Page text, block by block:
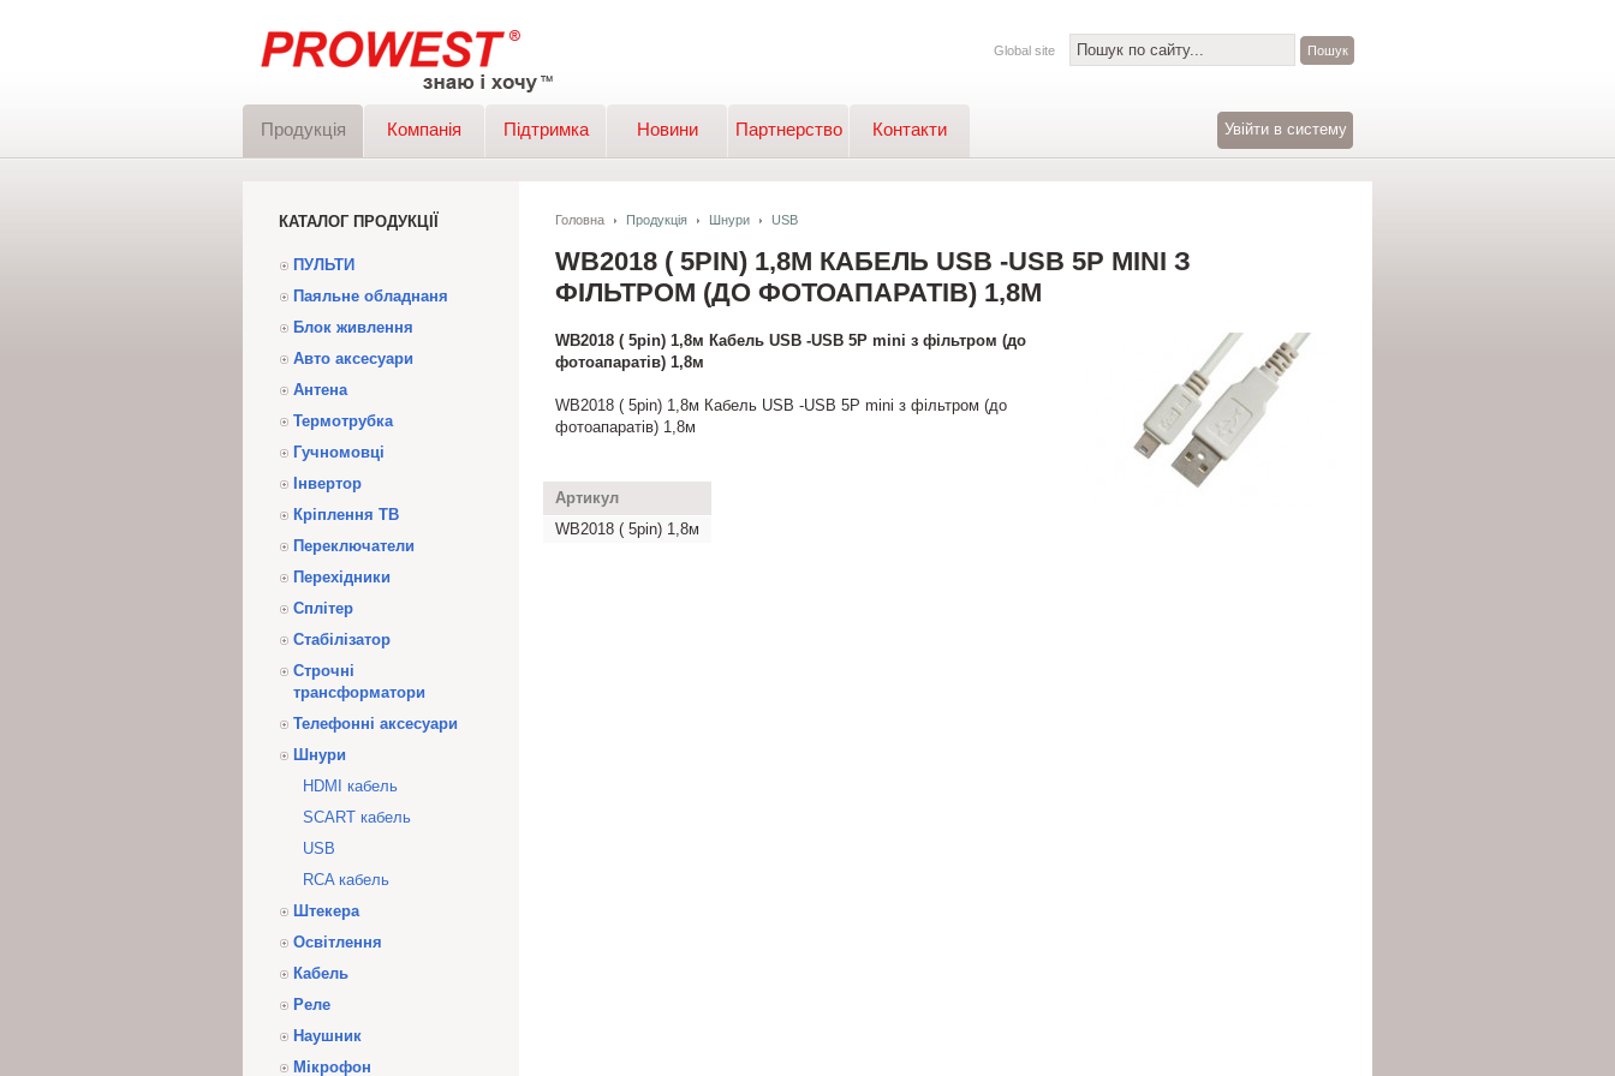
Global site
Продукція Компанія Підтримка Новини Партнерство Контакти Увійти в систему
КАТАЛОГ ПРОДУКЦІЇ
ПУЛЬТИ
Паяльне обладнаня
Блок живлення
Авто аксесуари
Антена
Термотрубка
Гучномовці
Інвертор
Кріплення ТВ
Переключатели
Перехідники
Сплітер
Стабілізатор
Строчні
трансформатори
Телефонні аксесуари
Шнури
HDMI кабель
SCART кабель
USB
RCA кабель
Штекера
Освітлення
Кабель
Реле
Наушник
Мікрофон
Головна Продукція Шнури USB
WB2018 ( 5PIN) 1,8М КАБЕЛЬ USB -USB 5P MINI З
ФІЛЬТРОМ (ДО ФОТОАПАРАТІВ) 1,8М
WB2018 ( 5pin) 1,8м Кабель USB -USB 5P mini з фільтром (до
фотоапаратів) 1,8м
WB2018 ( 5pin) 1,8м Кабель USB -USB 5P mini з фільтром (до
фотоапаратів) 1,8м
Артикул
WB2018 ( 5pin) 1,8м